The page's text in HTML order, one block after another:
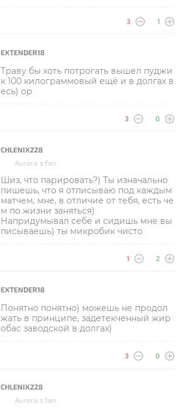
3 1
EXTENDER18
Траву бы хоть потрогать вышел пуджи
к 100 килограммовый ещё и в долгах в
есь) ор
3 0
CHLENIX228
Aurora s fan
Шиз, что парировать?) Ты изначально
пишешь, что я отписываю под каждым
матчем, мне, в отличие от тебя, есть че
м по жизни заняться)
Напридумывал себе и сидишь мне вы
писываешь) ты микробик чисто
1 2
EXTENDER18
Понятно понятно) можешь не продол
жать в принципе, задетекченный жир
обас заводской в долгах)
3 0
CHLENIX228
Aurora s fan